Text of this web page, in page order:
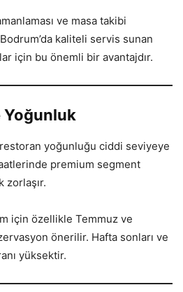
ve masa takibi
kaliteli servis sunan
için bu önemli bir avantajdır.
Yoğunluk
yoğunluğu ciddi seviyeye
premium segment
zorlaşır.
için özellikle Temmuz ve
önerilir. Hafta sonları ve
yüksektir.